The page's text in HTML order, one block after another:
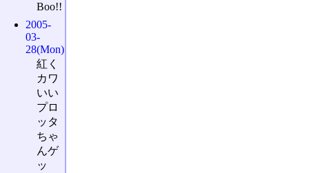
Boo!!
2005-
03-
28(Mon)
紅く
カワ
いい
プロ
ッタ
ちゃ
んゲ
ッ